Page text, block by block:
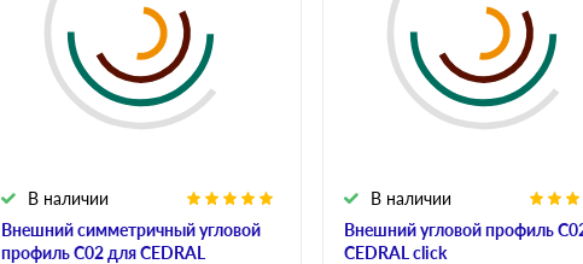
Внешний симметричный угловой
профиль С02 для CEDRAL
В наличии
Внешний угловой профиль
CEDRAL click
В наличии